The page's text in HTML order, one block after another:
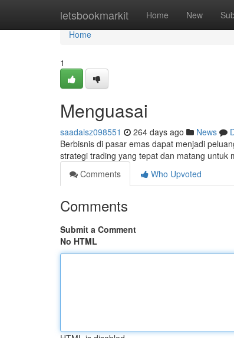
letsbookmarkit Home New
Home
Home
1
Menguasai
saadaisz098551 264 days ago News
Berbisnis di pasar emas dapat menjadi
strategi trading yang tepat dan matang untuk
Comments
Who Upvoted
Comments
Submit a Comment
No HTML